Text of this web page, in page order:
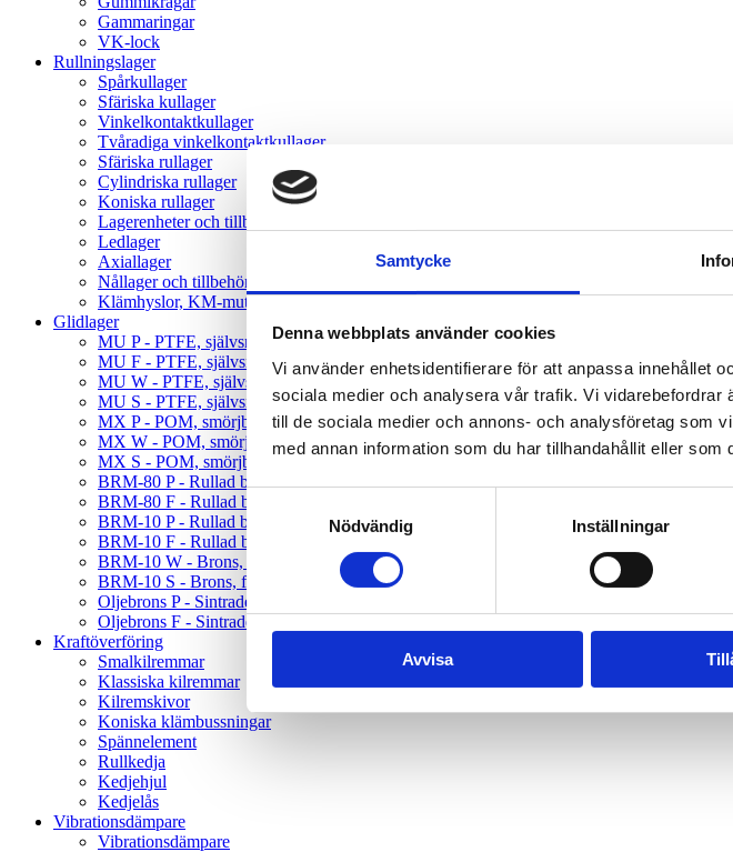
Samtycke
Denna webbplats använder cookies
Vi använder enhetsidentifierare för att anpassa innehållet
sociala medier och analysera vår trafik. Vi vidarebefordrar
till de sociala medier och annons- och analysföretag som
med annan information som du har tillhandahållit eller
Samtyckesval
Nödvändig
Inställningar
Avvisa
Gammaringar
VK-lock
Rullningslager
Spårkullager
Sfäriska kullager
Vinkelkontaktkullager
Tvåradiga vinkelkontaktkullager
Sfäriska rullager
Cylindriska rullager
Koniska rullager
Lagerenheter och tillbehör
Ledlager
Axiallager
Nållager och tillbehör
Klämhyslor, KM-mutter och MB-brickor
Glidlager
MU P - PTFE, självsmörjande, rak
MU F - PTFE, självsmörjande, fläns
MU W - PTFE, självsmörjande, tryckbricka
MU S - PTFE, självsmörjande, glidplatta
MX P - POM, smörjbar, rak
MX W - POM, smörjbar, tryckbricka
MX S - POM, smörjbar, glidplatta
BRM-80 P - Rullad brons, hål, rak
BRM-80 F - Rullad brons, hål, fläns
BRM-10 P - Rullad brons, fickor, rak
BRM-10 F - Rullad brons, fickor, fläns
BRM-10 W - Brons, fickor, tryckbricka
BRM-10 S - Brons, fickor, glidplatta
Oljebrons P - Sintrade, rak
Oljebrons F - Sintrade, fläns
Kraftöverföring
Smalkilremmar
Klassiska kilremmar
Kilremskivor
Koniska klämbussningar
Spännelement
Rullkedja
Kedjehjul
Kedjelås
Vibrationsdämpare
Vibrationsdämpare